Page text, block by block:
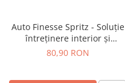
Auto Finesse Spritz - Soluție
întreținere interior și
protecție plastice, efect
80,90 RON